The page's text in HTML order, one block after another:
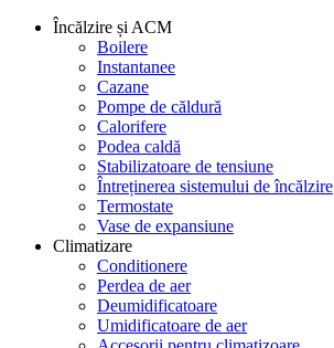
Încălzire și ACM
Boilere
Instantanee
Cazane
Pompe de căldură
Calorifere
Podea caldă
Stabilizatoare de tensiune
Întreținerea sistemului de încălzire
Termostate
Vase de expansiune
Climatizare
Conditionere
Perdea de aer
Deumidificatoare
Umidificatoare de aer